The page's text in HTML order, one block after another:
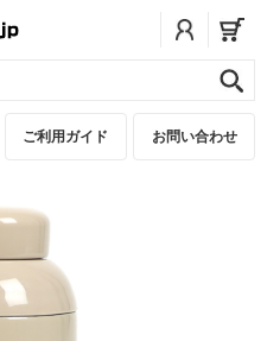
ご利用ガイド お問い合わせ